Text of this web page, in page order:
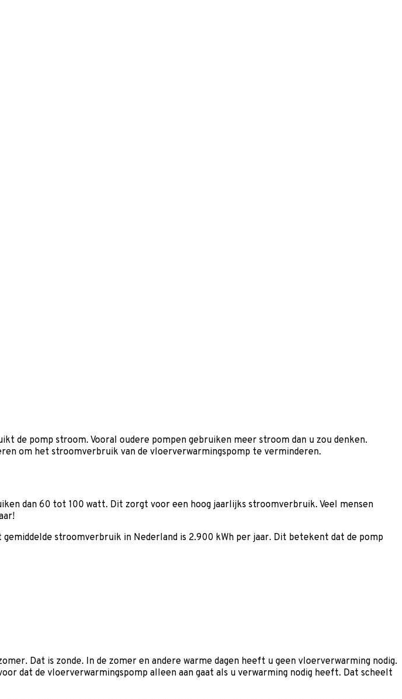
de pomp stroom. Vooral oudere pompen gebruiken meer stroom dan u zou denken.
om het stroomverbruik van de vloerverwarmingspomp te verminderen.
dan 60 tot 100 watt. Dit zorgt voor een hoog jaarlijks stroomverbruik. Veel mensen
stroomverbruik in Nederland is 2.900 kWh per jaar. Dit betekent dat de pomp
Dat is zonde. In de zomer en andere warme dagen heeft u geen vloerverwarming nodig.
dat de vloerverwarmingspomp alleen aan gaat als u verwarming nodig heeft. Dat scheelt